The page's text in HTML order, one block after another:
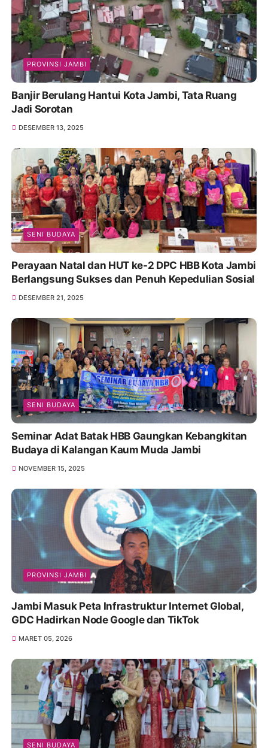
PROVINSI JAMBI
Banjir Berulang Hantui Kota Jambi, Tata Ruang
Jadi Sorotan
DESEMBER 13, 2025
SENI BUDAYA
Perayaan Natal dan HUT ke-2 DPC HBB Kota Jambi
Berlangsung Sukses dan Penuh Kepedulian Sosial
DESEMBER 21, 2025
SENI BUDAYA
Seminar Adat Batak HBB Gaungkan Kebangkitan
Budaya di Kalangan Kaum Muda Jambi
NOVEMBER 15, 2025
PROVINSI JAMBI
Jambi Masuk Peta Infrastruktur Internet Global,
GDC Hadirkan Node Google dan TikTok
MARET 05, 2026
SENI BUDAYA